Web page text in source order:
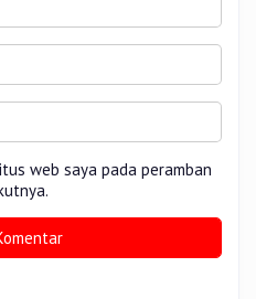
web saya pada peramban